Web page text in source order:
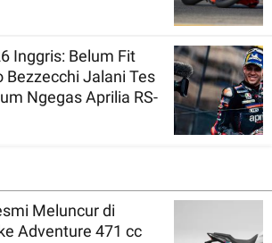
Inggris: Belum Fit
Bezzecchi Jalani Tes
Ngegas Aprilia RS-
Meluncur di
Adventure 471 cc